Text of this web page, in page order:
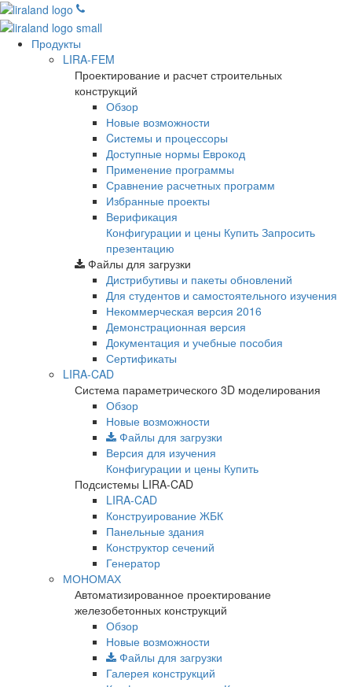
Продукты
LIRA-FEM
Проектирование и расчет строительных
конструкций
Обзор
Новые возможности
Cистемы и процессоры
Доступные нормы Еврокод
Применение программы
Сравнение расчетных программ
Избранные проекты
Верификация
Конфигурации и цены Купить Запросить
презентацию
Файлы для загрузки
Дистрибутивы и пакеты обновлений
Для студентов и самостоятельного изучения
Некоммерческая версия 2016
Демонстрационная версия
Документация и учебные пособия
Сертификаты
LIRA-CAD
Система параметрического 3D моделирования
Обзор
Новые возможности
Файлы для загрузки
Версия для изучения
Конфигурации и цены Купить
Подсистемы LIRA-CAD
LIRA-CAD
Конструирование ЖБК
Панельные здания
Конструктор сечений
Генератор
МОНОМАХ
Автоматизированное проектирование
железобетонных конструкций
Обзор
Новые возможности
Файлы для загрузки
Галерея конструкций